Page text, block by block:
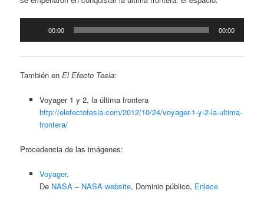
00:00 00:00
También enEl Efecto Tesla:
Voyager 1 y 2, la última frontera
http://elefectotesla.com/2012/10/24/voyager-1-y-2-la-ultima-
frontera/
Procedencia de las imágenes:
Voyager.
De NASA– NASA website, Dominio público, Enlace